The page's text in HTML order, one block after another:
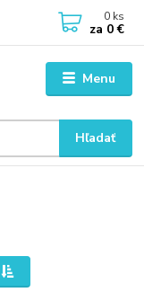
Menu
Hľadať
0 ks
za 0 €